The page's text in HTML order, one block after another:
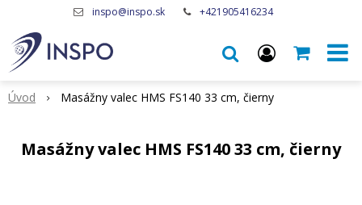
inspo@inspo.sk +421905416234
Úvod Masážny valec HMS FS140 33 cm, čierny
Masážny valec HMS FS140 33 cm, čierny